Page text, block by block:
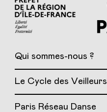
Qui sommes-nous ?
Le Cycle des Veilleurs
Paris Réseau Danse